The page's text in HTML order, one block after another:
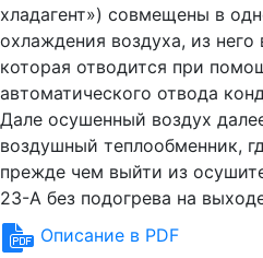
хладагент») совмещены в
охлаждения воздуха, из него
которая отводится при
автоматического отвода
Дале осушенный воздух
воздушный теплообменник,
прежде чем выйти из
23-A без подогрева на
Описание в PDF